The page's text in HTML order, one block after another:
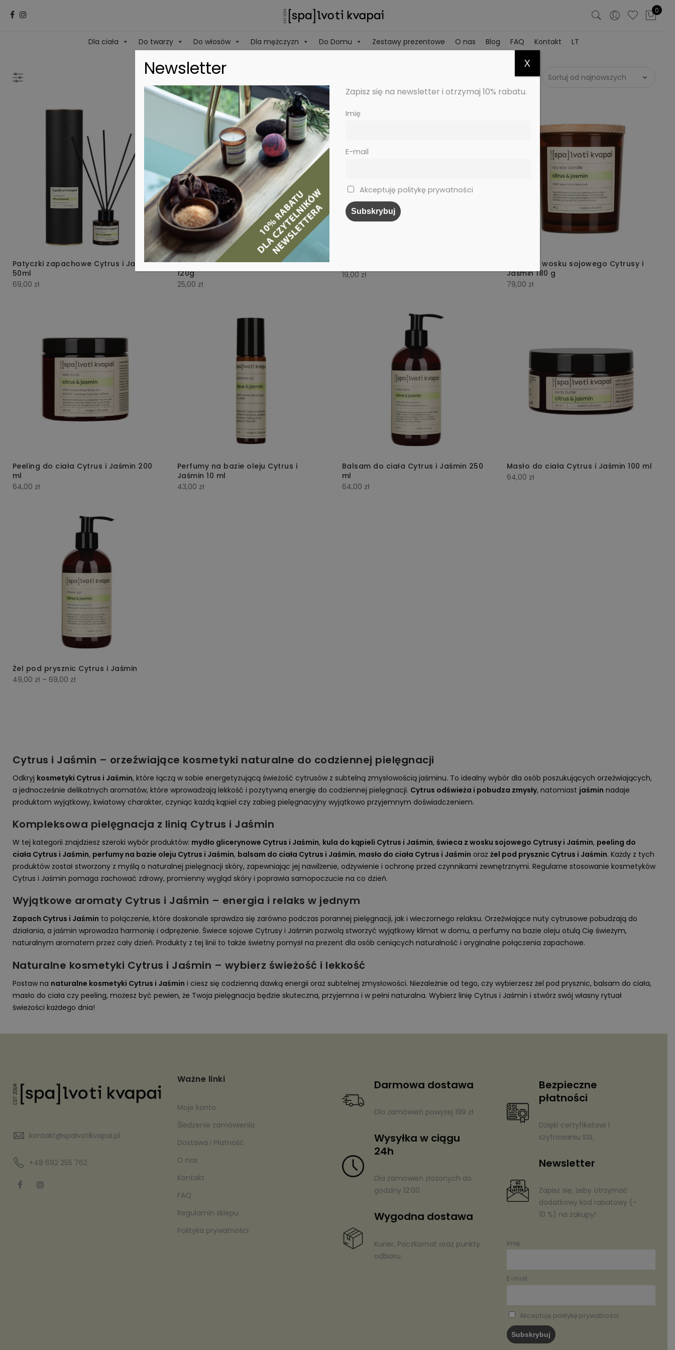
0
Dla ciała Do twarzy Do włosów Dla mężczyzn Do Domu Zestawy prezentowe O nas Blog FAQ Kontakt LT
Patyczki zapachowe Cytrus i Jaśmin
50ml
69,00 zł
Mydło Glicerynowe Cytrus i Jaśmin
120g
25,00 zł
19,00 zł
Świeca z wosku sojowego Cytrusy i
Jaśmin 180 g
79,00 zł
Peeling do ciała Cytrus i Jaśmin 200
ml
64,00 zł
Perfumy na bazie oleju Cytrus i
Jaśmin 10 ml
43,00 zł
Balsam do ciała Cytrus i Jaśmin 250
ml
64,00 zł
Masło do ciała Cytrus i Jaśmin 100 ml
64,00 zł
Żel pod prysznic Cytrus i Jaśmin
49,00 zł – 69,00 złZakres
Cytrus i Jaśmin – orzeźwiające kosmetyki naturalne do codziennej pielęgnacji
Odkryj kosmetyki Cytrus i Jaśmin, które łączą w sobie energetyzującą świeżość cytrusów z subtelną zmysłowością jaśminu. To idealny wybór dla osób poszukujących orzeźwiających,
a jednocześnie delikatnych aromatów, które wprowadzają lekkość i pozytywną energię do codziennej pielęgnacji. Cytrus odświeża i pobudza zmysły, natomiast jaśmin nadaje
produktom wyjątkowy, kwiatowy charakter, czyniąc każdą kąpiel czy zabieg pielęgnacyjny wyjątkowo przyjemnym doświadczeniem.
Kompleksowa pielęgnacja z linią Cytrus i Jaśmin
W tej kategorii znajdziesz szeroki wybór produktów: mydło glicerynowe Cytrus i Jaśmin, kula do kąpieli Cytrus i Jaśmin, świeca z wosku sojowego Cytrusy i Jaśmin, peeling do
ciała Cytrus i Jaśmin, perfumy na bazie oleju Cytrus i Jaśmin, balsam do ciała Cytrus i Jaśmin, masło do ciała Cytrus i Jaśmin oraz żel pod prysznic Cytrus i Jaśmin. Każdy z tych
produktów został stworzony z myślą o naturalnej pielęgnacji skóry, zapewniając jej nawilżenie, odżywienie i ochronę przed czynnikami zewnętrznymi. Regularne stosowanie kosmetyków
Cytrus i Jaśmin pomaga zachować zdrowy, promienny wygląd skóry i poprawia samopoczucie na co dzień.
Wyjątkowe aromaty Cytrus i Jaśmin – energia i relaks w jednym
Zapach Cytrus i Jaśmin to połączenie, które doskonale sprawdza się zarówno podczas porannej pielęgnacji, jak i wieczornego relaksu. Orzeźwiające nuty cytrusowe pobudzają do
działania, a jaśmin wprowadza harmonię i odprężenie. Świece sojowe Cytrusy i Jaśmin pozwolą stworzyć wyjątkowy klimat w domu, a perfumy na bazie oleju otulą Cię świeżym,
naturalnym aromatem przez cały dzień. Produkty z tej linii to także świetny pomysł na prezent dla osób ceniących naturalność i oryginalne połączenia zapachowe.
Naturalne kosmetyki Cytrus i Jaśmin – wybierz świeżość i lekkość
Postaw na naturalne kosmetyki Cytrus i Jaśmin i ciesz się codzienną dawką energii oraz subtelnej zmysłowości. Niezależnie od tego, czy wybierzesz żel pod prysznic, balsam do ciała,
masło do ciała czy peeling, możesz być pewien, że Twoja pielęgnacja będzie skuteczna, przyjemna i w pełni naturalna. Wybierz linię Cytrus i Jaśmin i stwórz swój własny rytuał
świeżości każdego dnia!
kontakt@spalvotikvapai.pl
+48 692 255 762
Ważne linki
Moje konto
Śledzenie zamówienia
Dostawa i Płatność
O nas
Kontakt
FAQ
Regulamin sklepu
Polityka prywatności
Darmowa dostawa
Dla zamówień powyżej 199 zł
Wysyłka w ciągu
24h
Dla zamówień złożonych do
godziny 12:00
Wygodna dostawa
Kurier, Paczkomat oraz punkty
odbioru.
Bezpieczne
płatności
Dzięki certyfikatowi i
szyfrowaniu SSL
Newsletter
Zapisz się, żeby otrzymać
dodatkowy kod rabatowy (-
10 %) na zakupy!
Imię
E-mail
Akceptuję politykę prywatności
Newsletter
Zapisz się na newsletter i otrzymaj 10% rabatu.
Imię
E-mail
Akceptuję politykę prywatności
X